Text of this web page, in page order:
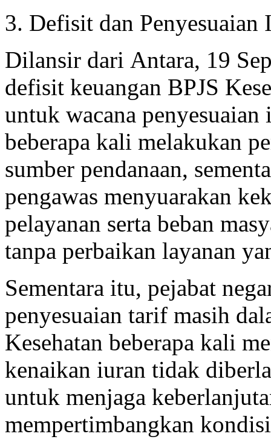
3. Defisit dan
Dilansir dari Antara, 19
defisit keuangan BPJS
untuk wacana
beberapa kali melakukan
sumber pendanaan,
pengawas menyuarakan
pelayanan serta beban
tanpa perbaikan layanan
Sementara itu, pejabat
penyesuaian tarif masih
Kesehatan beberapa kali
kenaikan iuran tidak
untuk menjaga
mempertimbangkan